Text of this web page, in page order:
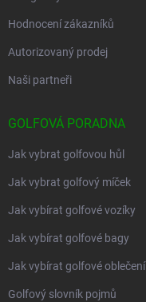
Hodnocení zákazníků
Autorizovaný prodej
Naši partneři
GOLFOVÁ PORADNA
Jak vybrat golfovou hůl
Jak vybrat golfový míček
Jak vybírat golfové vozíky
Jak vybírat golfové bagy
Jak vybírat golfové oblečení
Golfový slovník pojmů